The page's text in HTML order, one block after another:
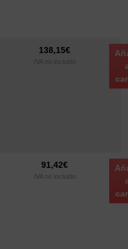
138,15€
IVA no incluido
91,42€
IVA no incluido